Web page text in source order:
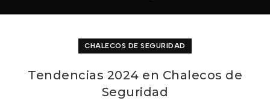
CHALECOS DE SEGURIDAD
Tendencias 2024 en Chalecos de
Seguridad